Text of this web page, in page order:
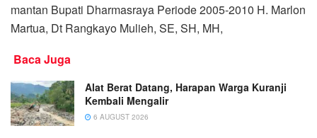
mantan Bupati Dharmasraya Periode 2005-2010 H. Marlon
Martua, Dt Rangkayo Mulieh, SE, SH, MH,
Baca Juga
Alat Berat Datang, Harapan Warga Kuranji
Kembali Mengalir
6 AUGUST 2026